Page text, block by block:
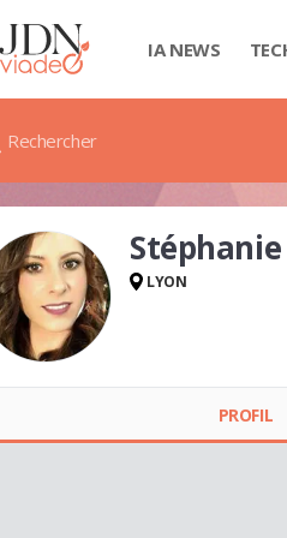
IA NEWS
Rechercher
Stéphanie
LYON
PROFIL